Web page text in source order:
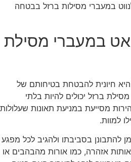
במעברי מסילות ברזל בבטחה
במעברי מסילת
חיונית להבטחת בטיחותם של
ברזל יכולים להיות בלתי
מסייעת במניעת תאונות שעלולות
למוות.
בסביבתו ולהגיב לכל מפגע
אזהרה, כמו אורות מהבהבים או